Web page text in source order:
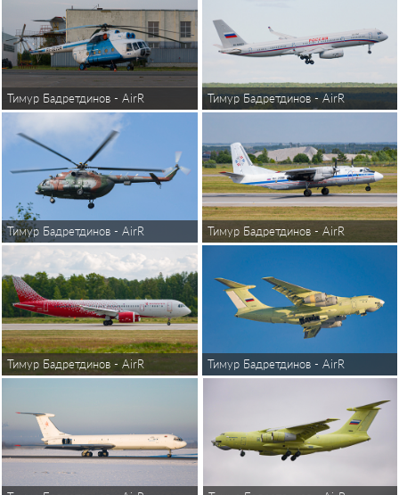
Тимур Бадретдинов - AirReview Тимур Бадретдинов - AirReview
Тимур Бадретдинов - AirReview Тимур Бадретдинов - AirReview
Тимур Бадретдинов - AirReview Тимур Бадретдинов - AirReview